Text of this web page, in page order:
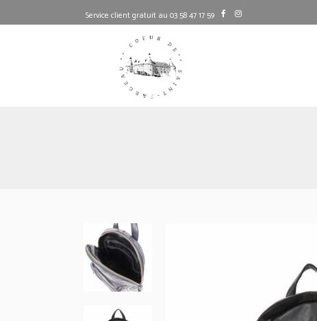
Service client gratuit au 03 58 47 17 59